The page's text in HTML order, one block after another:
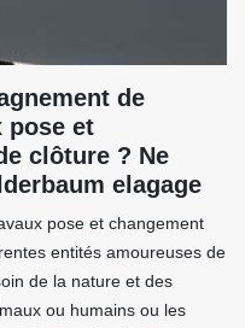
de
pose et
clôture ? Ne
elagage
pose et changement
entités amoureuses de
de la nature et des
ou humains ou les